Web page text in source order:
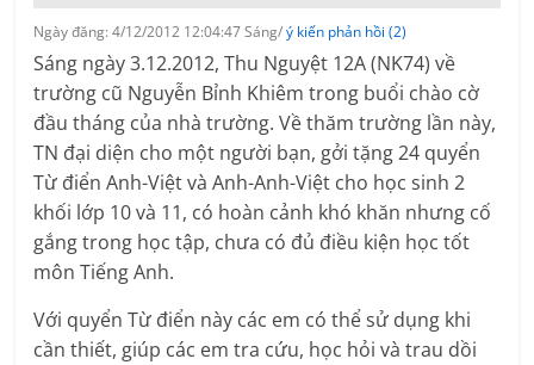
Ngày đăng: 4/12/2012 12:04:47 Sáng/ý kiến phản hồi (2)
Sáng ngày 3.12.2012, Thu Nguyệt 12A (NK74) về
trường cũ Nguyễn Bỉnh Khiêm trong buổi chào cờ
đầu tháng của nhà trường. Về thăm trường lần này,
TN đại diện cho một người bạn, gởi tặng 24 quyển
Từ điển Anh-Việt và Anh-Anh-Việt cho học sinh 2
khối lớp 10 và 11, có hoàn cảnh khó khăn nhưng cố
gắng trong học tập, chưa có đủ điều kiện học tốt
môn Tiếng Anh.
Với quyển Từ điển này các em có thể sử dụng khi
cần thiết, giúp các em tra cứu, học hỏi và trau dồi